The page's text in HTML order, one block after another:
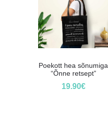
Poekott hea sõnumiga
“Õnne retsept”
19.90€